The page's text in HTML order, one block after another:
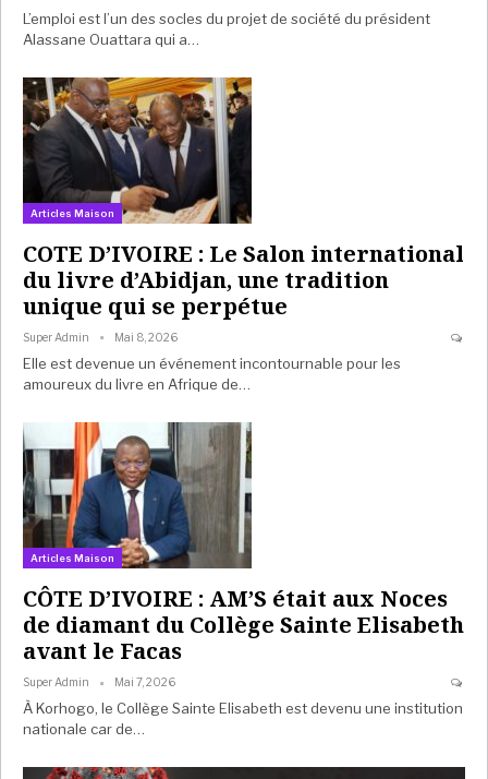
L’emploi est l’un des socles du projet de société du président
Alassane Ouattara qui a…
Articles Maison
COTE D’IVOIRE : Le Salon international
du livre d’Abidjan, une tradition
unique qui se perpétue
Super Admin Mai 8, 2026
Elle est devenue un événement incontournable pour les
amoureux du livre en Afrique de…
Articles Maison
CÔTE D’IVOIRE : AM’S était aux Noces
de diamant du Collège Sainte Elisabeth
avant le Facas
Super Admin Mai 7, 2026
À Korhogo, le Collège Sainte Elisabeth est devenu une institution
nationale car de…